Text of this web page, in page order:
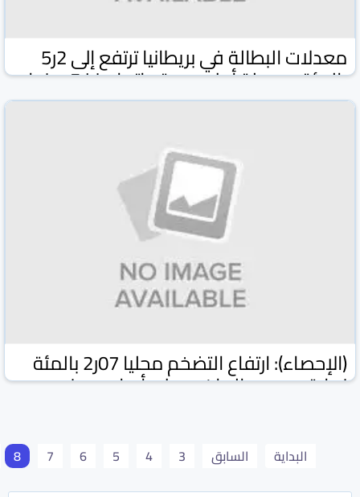
معدلات البطالة في بريطانيا ترتفع إلى 2ر5
بالمئة مسجلة أعلى مستوياتها منذ 5 سنوات
وكالة كونا الكويتية وكالات ومواقع 17 شباط/فبراير 2026
(الإحصاء): ارتفاع التضخم محليا 07ر2 بالمئة
نهاية ديسمبر الماضي على أساس سنوي
البداية السابق 3
4
5
6
7
8